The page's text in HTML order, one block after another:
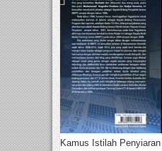
Kamus Istilah Penyiaran